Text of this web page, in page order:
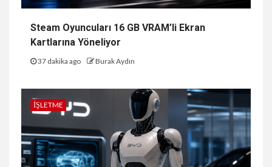
Steam Oyuncuları 16 GB VRAM’li Ekran
Kartlarına Yöneliyor
37 dakika ago Burak Aydın
İŞLETME